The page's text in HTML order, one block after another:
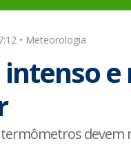
• Meteorologia
termômetros